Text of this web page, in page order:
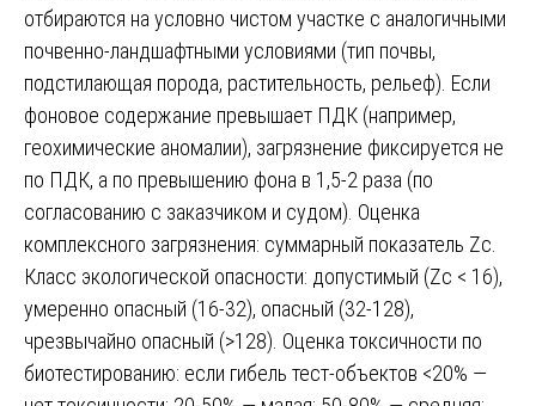
отбираются на условно чистом участке с аналогичными
почвенно-ландшафтными условиями (тип почвы,
подстилающая порода, растительность, рельеф). Если
фоновое содержание превышает ПДК (например,
геохимические аномалии), загрязнение фиксируется не
по ПДК, а по превышению фона в 1,5-2 раза (по
согласованию с заказчиком и судом). Оценка
комплексного загрязнения: суммарный показатель Zc.
Класс экологической опасности: допустимый (Zc < 16),
умеренно опасный (16-32), опасный (32-128),
чрезвычайно опасный (>128). Оценка токсичности по
биотестированию: если гибель тест-объектов <20% —